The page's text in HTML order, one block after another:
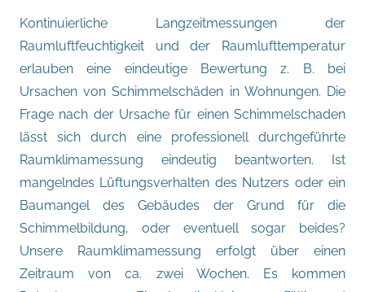
Kontinuierliche Langzeitmessungen der
Raumluftfeuchtigkeit und der Raumlufttemperatur
erlauben eine eindeutige Bewertung z. B. bei
Ursachen von Schimmelschäden in Wohnungen. Die
Frage nach der Ursache für einen Schimmelschaden
lässt sich durch eine professionell durchgeführte
Raumklimamessung eindeutig beantworten. Ist
mangelndes Lüftungsverhalten des Nutzers oder ein
Baumangel des Gebäudes der Grund für die
Schimmelbildung, oder eventuell sogar beides?
Unsere Raumklimamessung erfolgt über einen
Zeitraum von ca. zwei Wochen. Es kommen